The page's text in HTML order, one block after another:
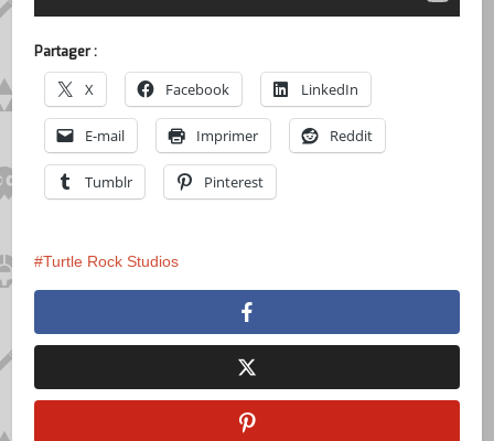
Partager :
X Facebook LinkedIn
E-mail Imprimer Reddit
Tumblr Pinterest
Turtle Rock Studios